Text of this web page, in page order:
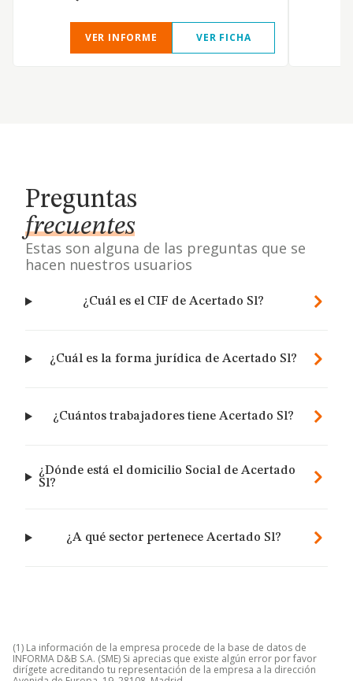
VER INFORME VER FICHA
Preguntas
frecuentes
Estas son alguna de las preguntas que se
hacen nuestros usuarios
¿Cuál es el CIF de Acertado Sl?
¿Cuál es la forma jurídica de Acertado Sl?
¿Cuántos trabajadores tiene Acertado Sl?
¿Dónde está el domicilio Social de Acertado
Sl?
¿A qué sector pertenece Acertado Sl?
(1) La información de la empresa procede de la base de datos de
INFORMA D&B S.A. (SME) Si aprecias que existe algún error por favor
dirígete acreditando tu representación de la empresa a la dirección